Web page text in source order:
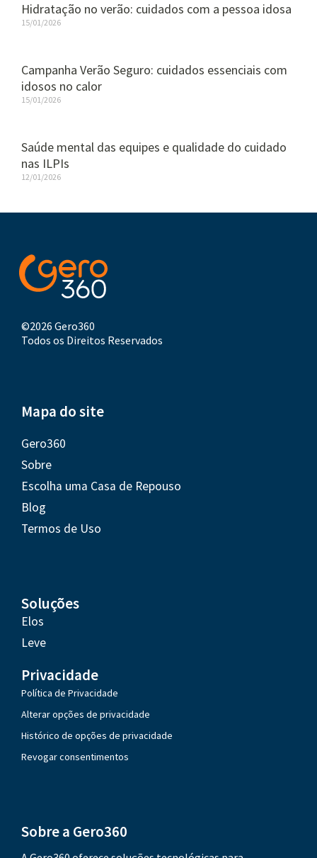
Hidratação no verão: cuidados com a pessoa idosa
15/01/2026
Campanha Verão Seguro: cuidados essenciais com
idosos no calor
15/01/2026
Saúde mental das equipes e qualidade do cuidado
nas ILPIs
12/01/2026
©2026 Gero360
Todos os Direitos Reservados
Mapa do site
Gero360
Sobre
Escolha uma Casa de Repouso
Blog
Termos de Uso
Soluções
Elos
Leve
Privacidade
Política de Privacidade
Alterar opções de privacidade
Histórico de opções de privacidade
Revogar consentimentos
Sobre a Gero360